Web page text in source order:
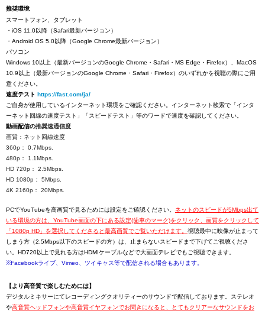
推奨環境
スマートフォン、タブレット
・iOS 11.0以降（Safari最新バージョン）
・Android OS 5.0以降（Google Chrome最新バージョン）
パソコン
Windows 10以上（最新バージョンのGoogle Chrome・Safari・MS Edge・Firefox）、MacOS
10.9以上（最新バージョンのGoogle Chrome・Safari・Firefox）のいずれかを視聴の際にご用
意ください。
速度テスト https://fast.com/ja/
ご自身が使用しているインターネット環境をご確認ください。インターネット検索で「インタ
ーネット回線の速度テスト」「スピードテスト」等のワードで速度を確認してください。
動画配信の推奨速通信度
画質：ネット回線速度
360p： 0.7Mbps.
480p： 1.1Mbps.
HD 720p： 2.5Mbps.
HD 1080p： 5Mbps.
4K 2160p： 20Mbps.
PCでYouTubeを高画質で見るためには設定をご確認ください。 ネットのスピードが5Mbps出て
いる環境の方は、YouTube画面の下にある設定(歯車のマーク)をクリック、画質をクリックして
「1080p HD」を選択してくださると最高画質でご覧いただけます。 視聴最中に映像が止まって
しまう方（2.5Mbps以下のスピードの方）は、止まらないスピードまで下げてご視聴くださ
い。HD720以上で見れる方はHDMIケーブルなどで大画面テレビでもご視聴できます。
※Facebookライブ、Vimeo、ツイキャス等で配信される場合もあります。
【より高音質で楽しむためには】
デジタルミキサーにてレコーディングクオリティーのサウンドで配信しております。ステレオ
や高音質ヘッドフォンや高音質イヤフォンでお聞きになると、とてもクリアーなサウンドをお